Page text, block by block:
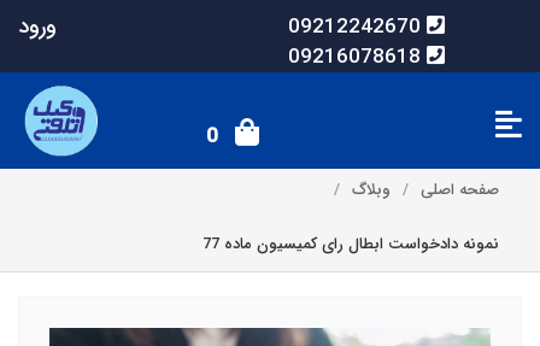
09212242670
09216078618
ورود
0
صفحه اصلی وبلاگ
نمونه دادخواست ابطال رای کمیسیون ماده 77